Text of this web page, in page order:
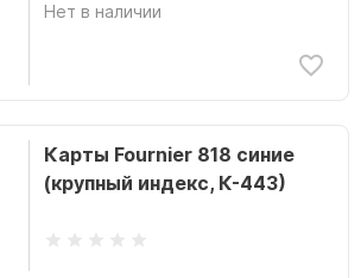
Нет в наличии
Карты Fournier 818 синие
(крупный индекс, К-443)